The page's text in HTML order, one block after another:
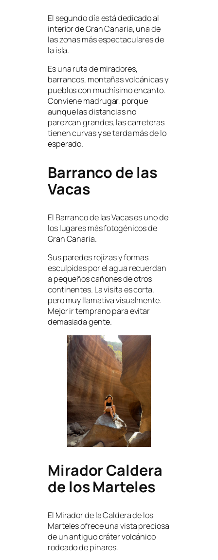
El segundo día está dedicado al
interior de Gran Canaria, una de
las zonas más espectaculares de
la isla.
Es una ruta de miradores,
barrancos, montañas volcánicas y
pueblos con muchísimo encanto.
Conviene madrugar, porque
aunque las distancias no
parezcan grandes, las carreteras
tienen curvas y se tarda más de lo
esperado.
Barranco de las
Vacas
El Barranco de las Vacas es uno de
los lugares más fotogénicos de
Gran Canaria.
Sus paredes rojizas y formas
esculpidas por el agua recuerdan
a pequeños cañones de otros
continentes. La visita es corta,
pero muy llamativa visualmente.
Mejor ir temprano para evitar
demasiada gente.
Mirador Caldera
de los Marteles
El Mirador de la Caldera de los
Marteles ofrece una vista preciosa
de un antiguo cráter volcánico
rodeado de pinares.